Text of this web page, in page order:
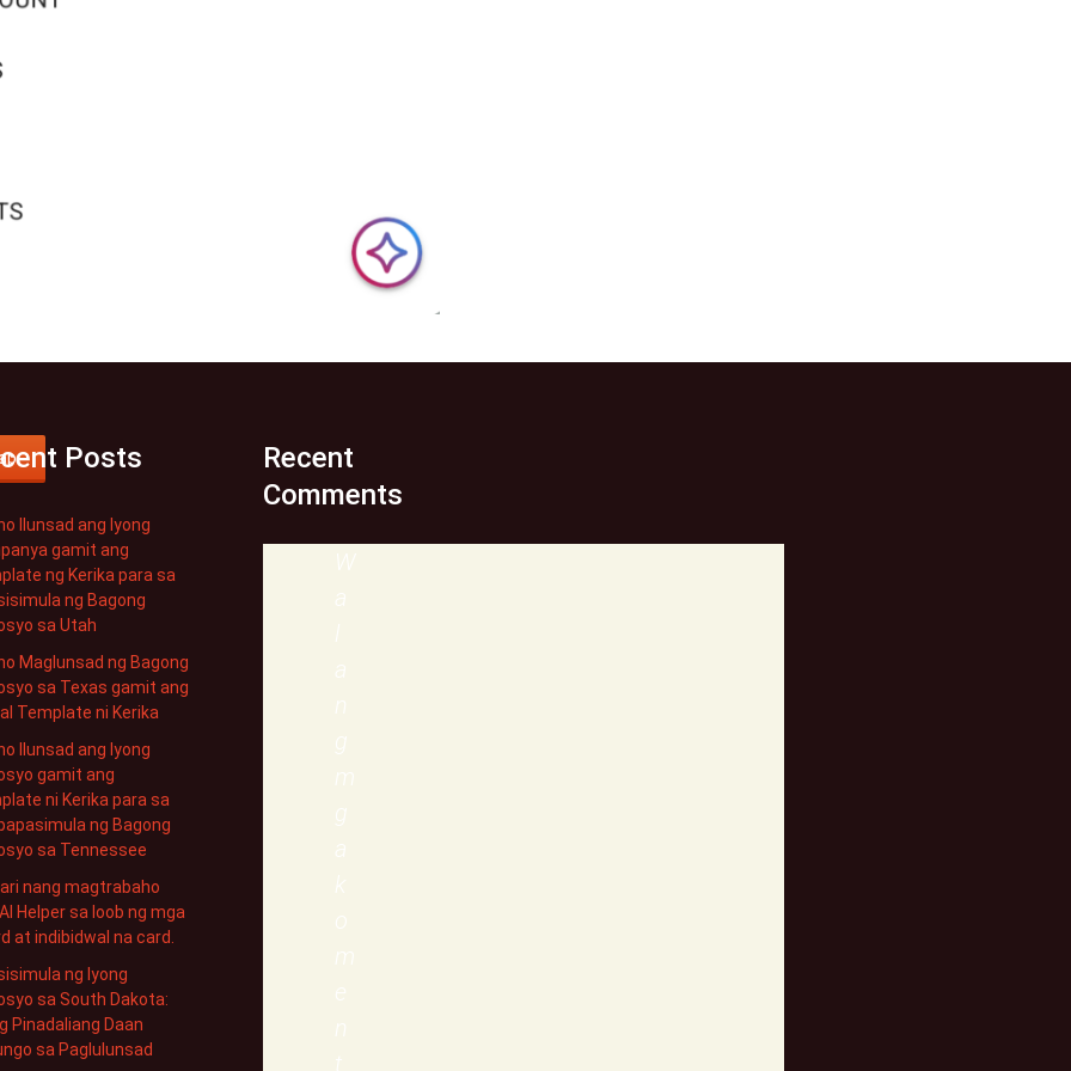
Posts
Ilunsad ang Iyong
gamit ang
ng Kerika para sa
ng Bagong
sa Utah
Maglunsad ng Bagong
sa Texas gamit ang
Template ni Kerika
Ilunsad ang Iyong
gamit ang
ni Kerika para sa
ng Bagong
sa Tennessee
nang magtrabaho
Helper sa loob ng mga
at indibidwal na card.
ng Iyong
sa South Dakota:
Pinadaliang Daan
sa Paglulunsad
Recent
Comments
W
a
l
a
n
g
m
g
a
k
o
m
e
n
t